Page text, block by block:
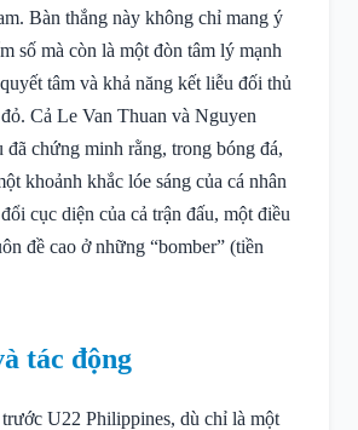
Bàn thắng này không chỉ mang ý
số mà còn là một đòn tâm lý mạnh
tâm và khả năng kết liễu đối thủ
Cả Le Van Thuan và Nguyen
đã chứng minh rằng, trong bóng đá,
khoảnh khắc lóe sáng của cá nhân
cục diện của cả trận đấu, một điều
đề cao ở những “bomber” (tiền
tác động
U22 Philippines, dù chỉ là một